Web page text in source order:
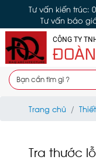
Tư vấn kiến trúc:
Tư vấn báo
CÔNG TY
Trang chủ
Tra thước